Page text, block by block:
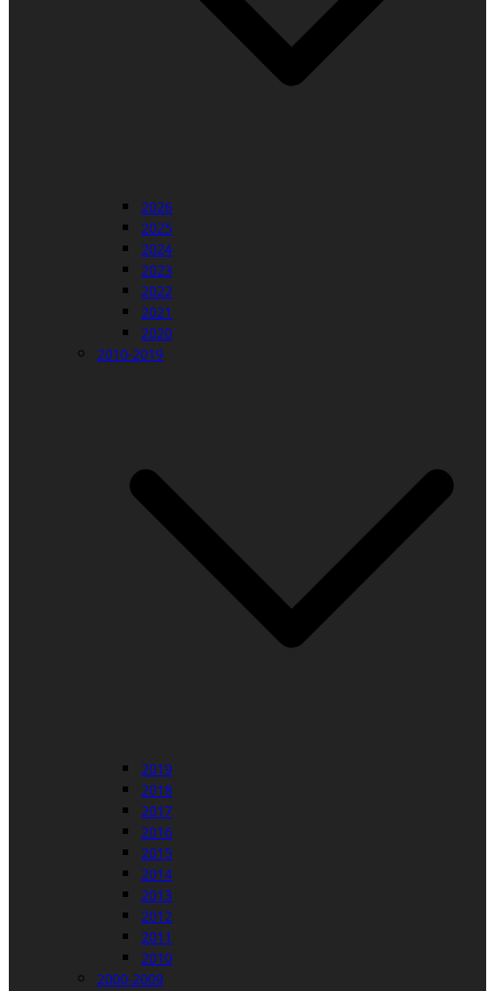
2026
2025
2024
2023
2022
2021
2020
2010-2019
2019
2018
2017
2016
2015
2014
2013
2012
2011
2010
2000-2009